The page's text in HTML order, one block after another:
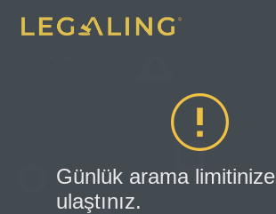
Günlük arama limitinize
ulaştınız.